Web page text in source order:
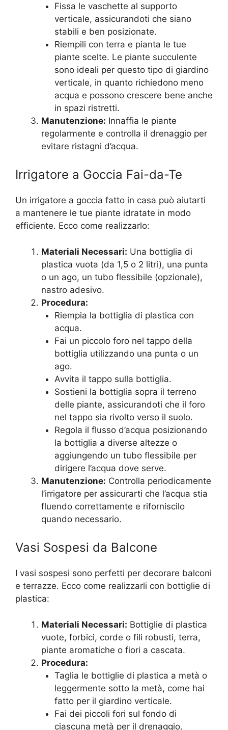
Fissa le vaschette al supporto
verticale, assicurandoti che siano
stabili e ben posizionate.
Riempili con terra e pianta le tue
piante scelte. Le piante succulente
sono ideali per questo tipo di giardino
verticale, in quanto richiedono meno
acqua e possono crescere bene anche
in spazi ristretti.
Manutenzione: Innaffia le piante
regolarmente e controlla il drenaggio per
evitare ristagni d’acqua.
Irrigatore a Goccia Fai-da-Te
Un irrigatore a goccia fatto in casa può aiutarti
a mantenere le tue piante idratate in modo
efficiente. Ecco come realizzarlo:
Materiali Necessari: Una bottiglia di
plastica vuota (da 1,5 o 2 litri), una punta
o un ago, un tubo flessibile (opzionale),
nastro adesivo.
Procedura:
Riempia la bottiglia di plastica con
acqua.
Fai un piccolo foro nel tappo della
bottiglia utilizzando una punta o un
ago.
Avvita il tappo sulla bottiglia.
Sostieni la bottiglia sopra il terreno
delle piante, assicurandoti che il foro
nel tappo sia rivolto verso il suolo.
Regola il flusso d’acqua posizionando
la bottiglia a diverse altezze o
aggiungendo un tubo flessibile per
dirigere l’acqua dove serve.
Manutenzione: Controlla periodicamente
l’irrigatore per assicurarti che l’acqua stia
fluendo correttamente e riforniscilo
quando necessario.
Vasi Sospesi da Balcone
I vasi sospesi sono perfetti per decorare balconi
e terrazze. Ecco come realizzarli con bottiglie di
plastica:
Materiali Necessari: Bottiglie di plastica
vuote, forbici, corde o fili robusti, terra,
piante aromatiche o fiori a cascata.
Procedura:
Taglia le bottiglie di plastica a metà o
leggermente sotto la metà, come hai
fatto per il giardino verticale.
Fai dei piccoli fori sul fondo di
ciascuna metà per il drenaggio.